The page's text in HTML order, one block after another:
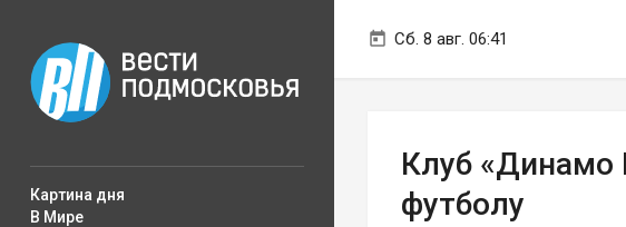
Сб. 8 авг. 06:41
Картина дня
В Мире
Клуб «Динамо
футболу